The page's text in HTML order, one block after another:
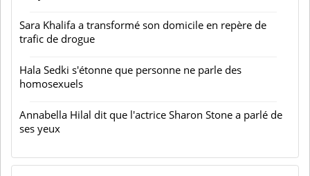
Nelly Karim dévoile l'identité de son mari
Sara Khalifa a transformé son domicile en repère de
trafic de drogue
Hala Sedki s'étonne que personne ne parle des
homosexuels
Annabella Hilal dit que l'actrice Sharon Stone a parlé de
ses yeux